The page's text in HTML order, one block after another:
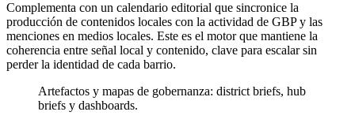
Complementa con un calendario editorial que sincronice la
producción de contenidos locales con la actividad de GBP y las
menciones en medios locales. Este es el motor que mantiene la
coherencia entre señal local y contenido, clave para escalar sin
perder la identidad de cada barrio.
Artefactos y mapas de gobernanza: district briefs, hub
briefs y dashboards.